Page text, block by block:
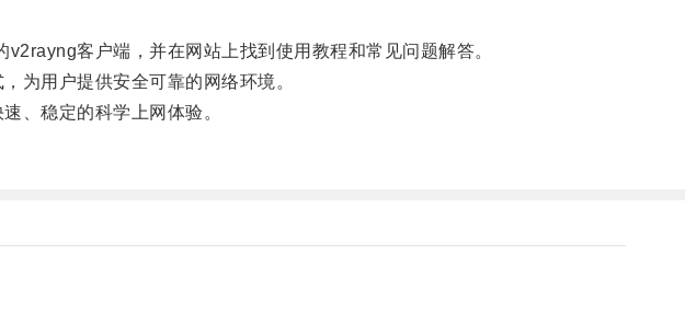
客户端，并在网站上找到使用教程和常见问题解答。
用户提供安全可靠的网络环境。
、稳定的科学上网体验。